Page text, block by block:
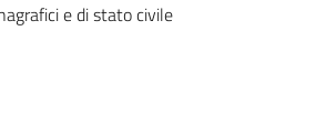
e di stato civile